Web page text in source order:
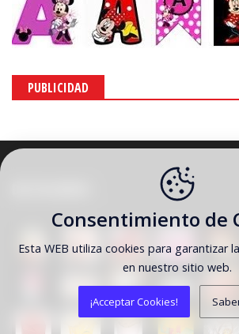
PUBLICIDAD
Consentimiento de
Esta WEB utiliza cookies para garantizar
en nuestro sitio web.
¡Acceptar Cookies!